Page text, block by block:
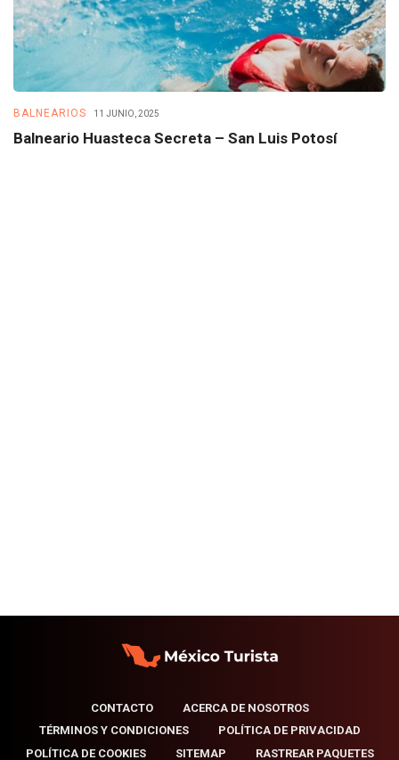
BALNEARIOS 11 JUNIO, 2025
Balneario Huasteca Secreta – San Luis Potosí
CONTACTO
ACERCA DE NOSOTROS
TÉRMINOS Y CONDICIONES
POLÍTICA DE PRIVACIDAD
POLÍTICA DE COOKIES
SITEMAP RASTREAR PAQUETES